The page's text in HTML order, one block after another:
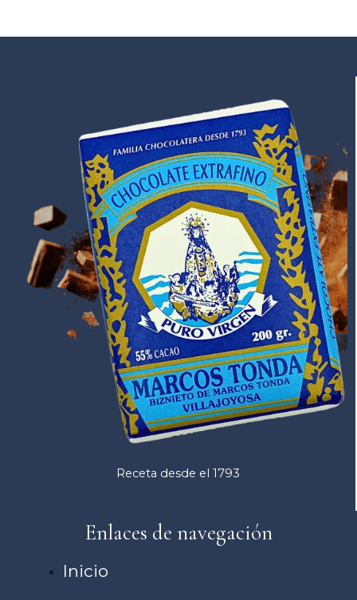
Receta desde el 1793
Enlaces de navegación
Inicio